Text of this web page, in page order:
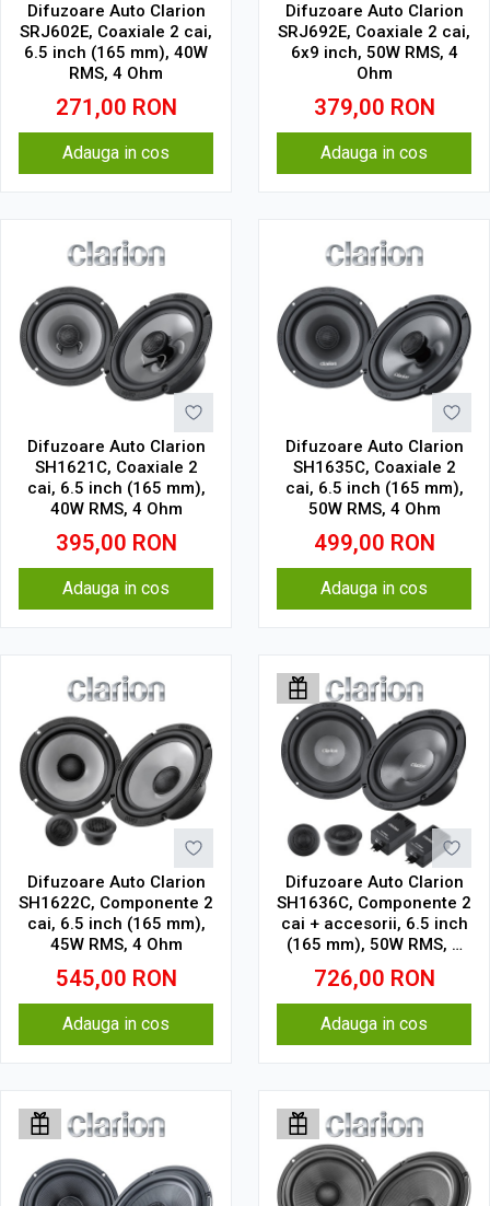
Difuzoare Auto Clarion
SRJ602E, Coaxiale 2 cai,
6.5 inch (165 mm), 40W
RMS, 4 Ohm
271,00 RON
Adauga in cos
Difuzoare Auto Clarion
SRJ692E, Coaxiale 2 cai,
6x9 inch, 50W RMS, 4
Ohm
379,00 RON
Adauga in cos
Difuzoare Auto Clarion
SH1621C, Coaxiale 2
cai, 6.5 inch (165 mm),
40W RMS, 4 Ohm
395,00 RON
Adauga in cos
Difuzoare Auto Clarion
SH1635C, Coaxiale 2
cai, 6.5 inch (165 mm),
50W RMS, 4 Ohm
499,00 RON
Adauga in cos
Difuzoare Auto Clarion
SH1622C, Componente 2
cai, 6.5 inch (165 mm),
45W RMS, 4 Ohm
545,00 RON
Adauga in cos
Difuzoare Auto Clarion
SH1636C, Componente 2
cai + accesorii, 6.5 inch
(165 mm), 50W RMS, 4
Ohm
726,00 RON
Adauga in cos